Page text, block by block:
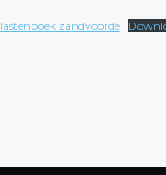
lastenboek zandvoorde